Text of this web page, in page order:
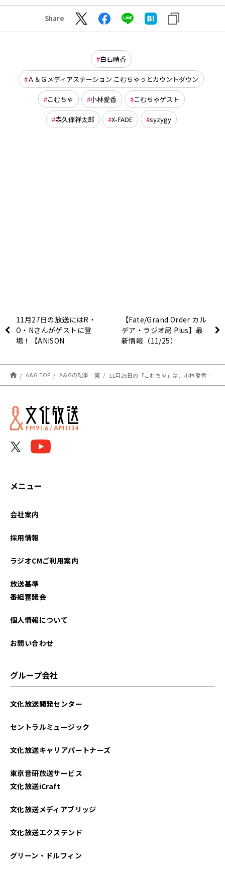
Share
白石晴香
Ａ＆Ｇメディアステーション こむちゃっとカウントダウン
こむちゃ 小林愛香 こむちゃゲスト
森久保祥太郎 X-FADE syzygy
11月27日の放送にはR・
O・Nさんがゲストに登
場！【ANISON
【Fate/Grand Order カル
デア・ラジオ局 Plus】最
新情報（11/25）
A&G TOP A&Gの記事一覧 11月26日の「こむちゃ」は、小林愛香さんが登場！！
メニュー
会社案内
採用情報
ラジオCMご利用案内
放送基準
番組審議会
個人情報について
お問い合わせ
グループ会社
文化放送開発センター
セントラルミュージック
文化放送キャリアパートナーズ
東京音研放送サービス
文化放送iCraft
文化放送メディアブリッジ
文化放送エクステンド
グリーン・ドルフィン